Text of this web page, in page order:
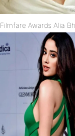
Filmfare Awards Alia